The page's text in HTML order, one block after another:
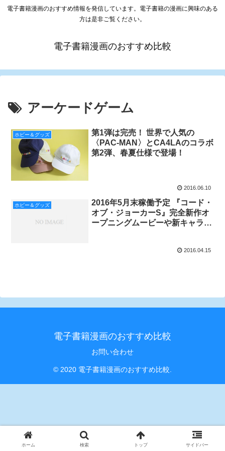
電子書籍漫画のおすすめ情報を発信しています。電子書籍の漫画に興味のある
方は是非ご覧ください。
電子書籍漫画のおすすめ比較
アーケードゲーム
ホビー＆グッズ
第1弾は完売！ 世界で人気の
〈PAC-MAN〉とCA4LAのコラボ
第2弾、春夏仕様で登場！
2016.06.10
ホビー＆グッズ
2016年5月末稼働予定 『コード・
オブ・ジョーカーS』完全新作オ
ープニングムービーや新キャラク
2016.04.15
電子書籍漫画のおすすめ比較
お問い合わせ
© 2020 電子書籍漫画のおすすめ比較.
ホーム 検索 トップ サイドバー